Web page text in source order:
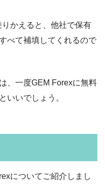
かえると、他社で保有
べて補填してくれるので
、一度GEM Forexに無料
いいでしょう。
についてご紹介しまし